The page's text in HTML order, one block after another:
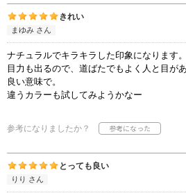
きれい
まゆみ さん
ナチュラルでキラキラした印象になります。
目力も出るので、道ばたでもよく人と目があ
良い意味で。
違うカラーも試してみようかなー
参考になりましたか？
とっても良い
りり さん